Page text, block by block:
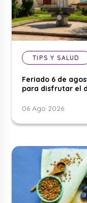
TIPS Y SALUD
Feriado 6 de
para disfrutar el
06 Ago 2026